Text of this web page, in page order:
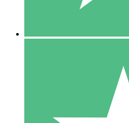
10 Downloads
20 00